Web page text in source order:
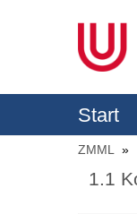
Start
ZMML
1.1